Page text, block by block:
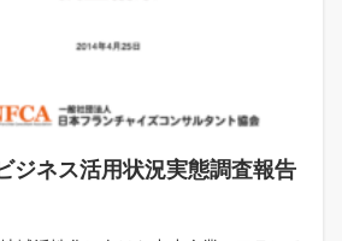
ジネス活用状況実態調査報告